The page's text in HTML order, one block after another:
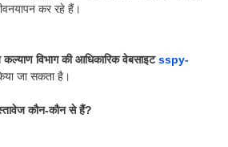
कर रहे हैं।
विभाग की आधिकारिक वेबसाइटsspy-
जा सकता है।
कौन-कौन से हैं?